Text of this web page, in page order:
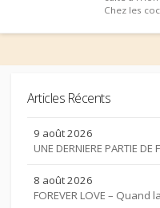
Chez les
Articles Récents
9 août 2026
UNE DERNIERE PARTIE DE
8 août 2026
FOREVER LOVE –